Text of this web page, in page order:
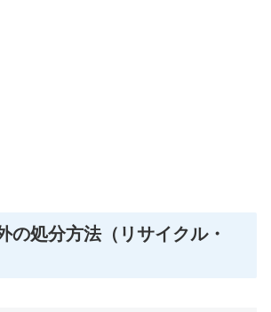
の処分方法（リサイクル・